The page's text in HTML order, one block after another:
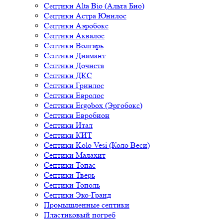
Септики Alta Bio (Альта Био)
Септики Астра Юнилос
Септики Аэробокс
Септики Аквалос
Септики Волгарь
Септики Диамант
Септики Дочиста
Септики ДКС
Септики Гринлос
Септики Евролос
Септики Ergobox (Эргобокс)
Септики Евробион
Септики Итал
Септики КИТ
Септики Kolo Vesi (Коло Веси)
Септики Малахит
Септики Топас
Септики Тверь
Септики Тополь
Септики Эко-Гранд
Промышленные септики
Пластиковый погреб